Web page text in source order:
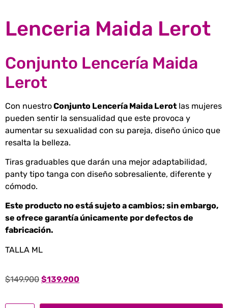
Lenceria Maida Lerot
Conjunto Lencería Maida
Lerot
Con nuestroConjunto Lencería Maida Lerot las mujeres
pueden sentir la sensualidad que este provoca y
aumentar su sexualidad con su pareja, diseño único que
resalta la belleza.
Tiras graduables que darán una mejor adaptabilidad,
panty tipo tanga con diseño sobresaliente, diferente y
cómodo.
Este producto no está sujeto a cambios; sin embargo,
se ofrece garantía únicamente por defectos de
fabricación.
TALLA ML
$149.900 $139.900